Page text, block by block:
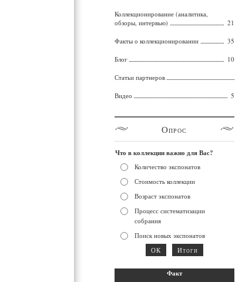
Коллекционирование (аналитика,
обзоры, интервью)
21
Факты о коллекционировании 35
Блог 10
Статьи партнеров
Видео 5
Опрос
Что в коллекции важно для Вас?
Количество экспонатов
Стоимость коллекции
Возраст экспонатов
Процесс систематизации
собрания
Поиск новых экспонатов
Факт